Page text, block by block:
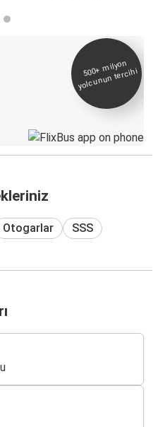
500+
milyon
yolcunun tercihi
Otogarlar SSS